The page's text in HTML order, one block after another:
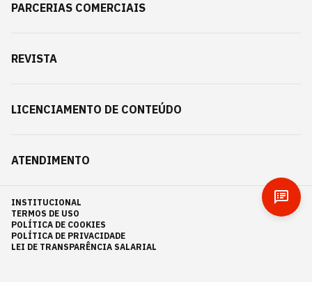
PARCERIAS COMERCIAIS
REVISTA
LICENCIAMENTO DE CONTEÚDO
ATENDIMENTO
INSTITUCIONAL
TERMOS DE USO
POLÍTICA DE COOKIES
POLÍTICA DE PRIVACIDADE
LEI DE TRANSPARÊNCIA SALARIAL